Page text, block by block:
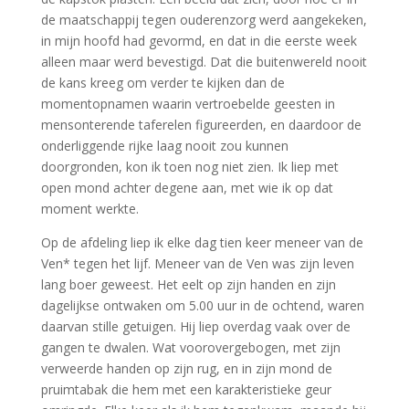
de maatschappij tegen ouderenzorg werd aangekeken,
in mijn hoofd had gevormd, en dat in die eerste week
alleen maar werd bevestigd. Dat die buitenwereld nooit
de kans kreeg om verder te kijken dan de
momentopnamen waarin vertroebelde geesten in
mensonterende taferelen figureerden, en daardoor de
onderliggende rijke laag nooit zou kunnen
doorgronden, kon ik toen nog niet zien. Ik liep met
open mond achter degene aan, met wie ik op dat
moment werkte.
Op de afdeling liep ik elke dag tien keer meneer van de
Ven* tegen het lijf. Meneer van de Ven was zijn leven
lang boer geweest. Het eelt op zijn handen en zijn
dagelijkse ontwaken om 5.00 uur in de ochtend, waren
daarvan stille getuigen. Hij liep overdag vaak over de
gangen te dwalen. Wat voorovergebogen, met zijn
verweerde handen op zijn rug, en in zijn mond de
pruimtabak die hem met een karakteristieke geur